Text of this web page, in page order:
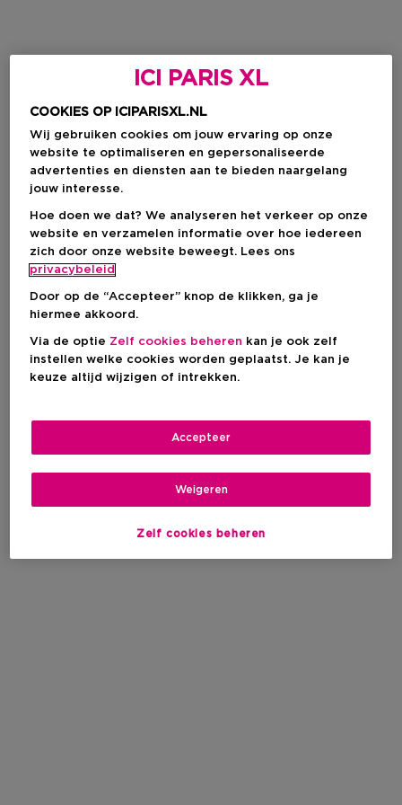
ICI PARIS XL
COOKIES OP ICIPARISXL.NL
Wij gebruiken cookies om jouw ervaring op onze
website te optimaliseren en gepersonaliseerde
advertenties en diensten aan te bieden naargelang
jouw interesse.
Hoe doen we dat? We analyseren het verkeer op onze
website en verzamelen informatie over hoe iedereen
zich door onze website beweegt. Lees ons
privacybeleid
Door op de “Accepteer” knop de klikken, ga je
hiermee akkoord.
Via de optie Zelf cookies beheren kan je ook zelf
instellen welke cookies worden geplaatst. Je kan je
keuze altijd wijzigen of intrekken.
Zelf cookies beheren
Weigeren
Accepteer